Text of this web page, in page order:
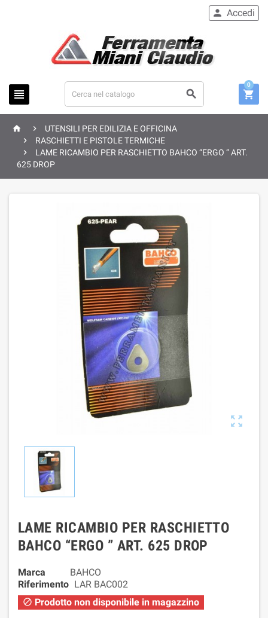
 
 Accedi

0
 
UTENSILI PER EDILIZIA E OFFICINA

RASCHIETTI E PISTOLE TERMICHE

LAME RICAMBIO PER RASCHIETTO BAHCO “ERGO ” ART.
625 DROP

LAME RICAMBIO PER RASCHIETTO
BAHCO “ERGO ” ART. 625 DROP
Marca
BAHCO
Riferimento LAR BAC002
 Prodotto non disponibile in magazzino